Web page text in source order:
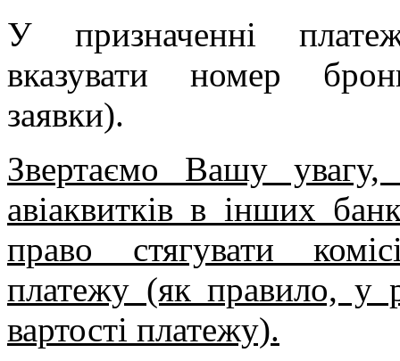
У призначенні
вказувати номер
заявки).
Звертаємо Вашу
авіаквитків в інших
право стягувати
платежу (як правило, у
вартості платежу).